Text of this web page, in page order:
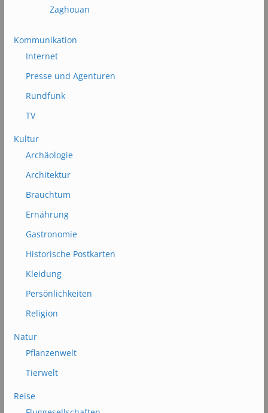
Zaghouan
Kommunikation
Internet
Presse und Agenturen
Rundfunk
TV
Kultur
Archäologie
Architektur
Brauchtum
Ernährung
Gastronomie
Historische Postkarten
Kleidung
Persönlichkeiten
Religion
Natur
Pflanzenwelt
Tierwelt
Reise